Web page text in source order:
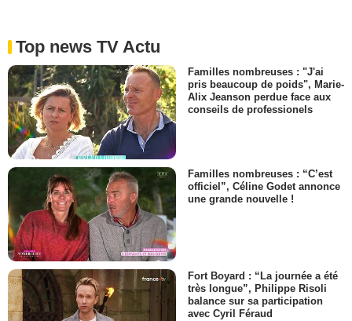
Top news TV Actu
Familles nombreuses : "J'ai
pris beaucoup de poids", Marie-
Alix Jeanson perdue face aux
conseils de professionels
Familles nombreuses : “C’est
officiel”, Céline Godet annonce
une grande nouvelle !
Fort Boyard : “La journée a été
très longue”, Philippe Risoli
balance sur sa participation
avec Cyril Féraud